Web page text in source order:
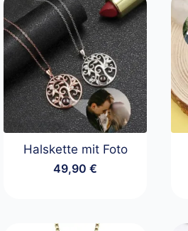
Halskette mit Foto
49,90€